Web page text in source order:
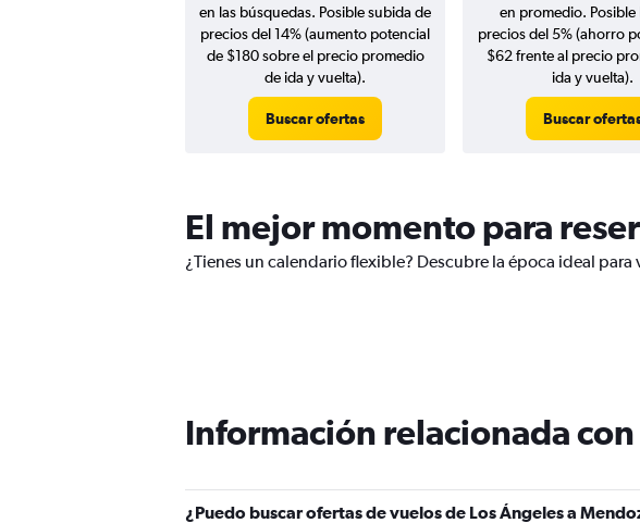
en las búsquedas. Posible subida de
precios del 14% (aumento potencial
de $180 sobre el precio promedio
de ida y vuelta).
Buscar ofertas
en promedio. Posible
precios del 5% (ahorro
$62 frente al precio
ida y vuelta).
Buscar
El mejor momento para
¿Tienes un calendario flexible? Descubre la época ideal
Información relacionada
¿Puedo buscar ofertas de vuelos de Los Ángeles a